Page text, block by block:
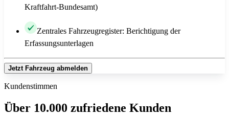
Kraftfahrt-Bundesamt)
Zentrales Fahrzeugregister: Berichtigung der
Erfassungsunterlagen
Jetzt Fahrzeug abmelden
Kundenstimmen
Über 10.000 zufriedene Kunden